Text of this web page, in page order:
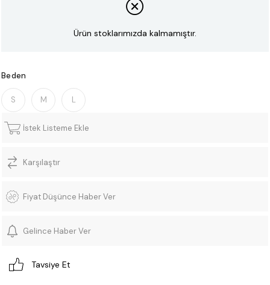
Ürün stoklarımızda kalmamıştır.
Beden
S M L
İstek Listeme Ekle
Karşılaştır
Fiyat Düşünce Haber Ver
Gelince Haber Ver
Tavsiye Et